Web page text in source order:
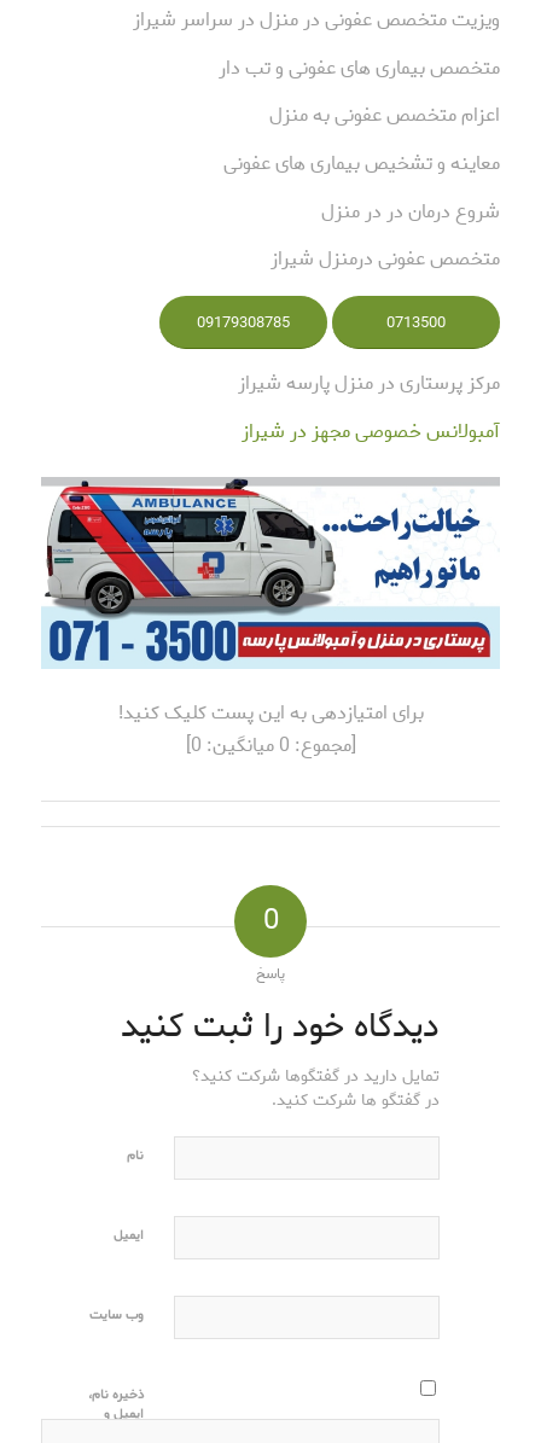
ویزیت متخصص عفونی در منزل در سراسر شیراز
متخصص بیماری های عفونی و تب دار
اعزام متخصص عفونی به منزل
معاینه و تشخیص بیماری های عفونی
شروع درمان در در منزل
متخصص عفونی درمنزل شیراز
0713500
09179308785
مرکز پرستاری در منزل پارسه شیراز
آمبولانس خصوصی مجهز در شیراز
برای امتیازدهی به این پست کلیک کنید!
[مجموع: 0میانگین: 0
]
0
پاسخ
دیدگاه خود را ثبت کنید
تمایل دارید در گفتگوها شرکت کنید؟
در گفتگو ها شرکت کنید.
نام
ایمیل
وب‌ سایت
ذخیره نام،
ایمیل و